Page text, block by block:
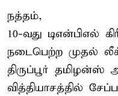
நத்தம்,
10-வது டிஎன்பிஎல்
நடைபெற்ற முதல்
திருப்பூர் தமிழன்ஸ்
வித்தியாசத்தில்